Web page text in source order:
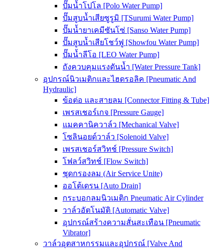
ปั๊มน้ำโปโล [Polo Water Pump]
ปั๊มสูบน้ำเสียซูรูมิ [TSurumi Water Pump]
ปั๊มน้ำยาเคมีซันโซ่ [Sanso Water Pump]
ปั๊มสูบน้ำเสียโชว์ฟู [Showfou Water Pump]
ปั๊มน้ำลีโอ [LEO Water Pump]
ถังควบคุมแรงดันน้ำ [Water Pressure Tank]
อุปกรณ์นิวเมติกและไฮดรอลิค [Pneumatic And
Hydraulic]
ข้อต่อ และสายลม [Connector Fitting & Tube]
เพรสเชอร์เกจ [Pressure Gauge]
แมคคานิควาล์ว [Mechanical Valve]
โซลินอยด์วาล์ว [Solenoid Valve]
เพรสเชอร์สวิทช์ [Pressure Switch]
โฟลว์สวิทช์ [Flow Switch]
ชุดกรองลม (Air Service Unite)
ออโต้เดรน [Auto Drain]
กระบอกลมนิวเมติก Pneumatic Air Cylinder
วาล์วอัตโนมัติ [Automatic Valve]
อุปกรณ์สร้างความสั่นสะเทือน [Pneumatic
Vibrator]
วาล์วอุตสาหกรรมและอุปกรณ์ [Valve And